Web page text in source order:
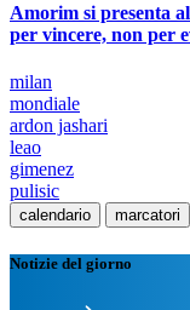
Amorim si presenta
per vincere, non per
milan
mondiale
ardon jashari
leao
gimenez
pulisic
calendario marcatori
Notizie del giorno